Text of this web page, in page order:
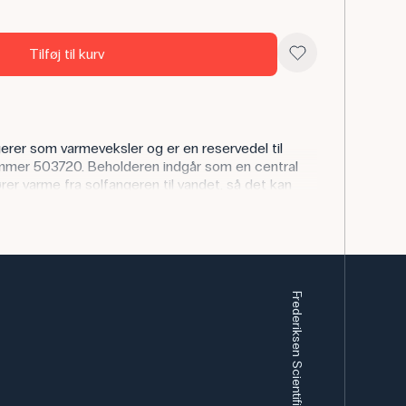
Tilføj til kurv
som varmeveksler og er en reservedel til
503720. Beholderen indgår som en central
varme fra solfangeren til vandet, så det kan
og energiteknologi kan varmtvandsbeholderen
hvor eleverne undersøger
effektivitet i solfangersystemer. Den giver
Frederiksen Scientific A/S